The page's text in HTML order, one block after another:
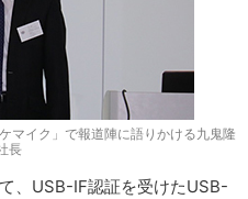
マイク」で報道陣に語りかける九鬼隆
長
、USB-IF認証を受けたUSB-